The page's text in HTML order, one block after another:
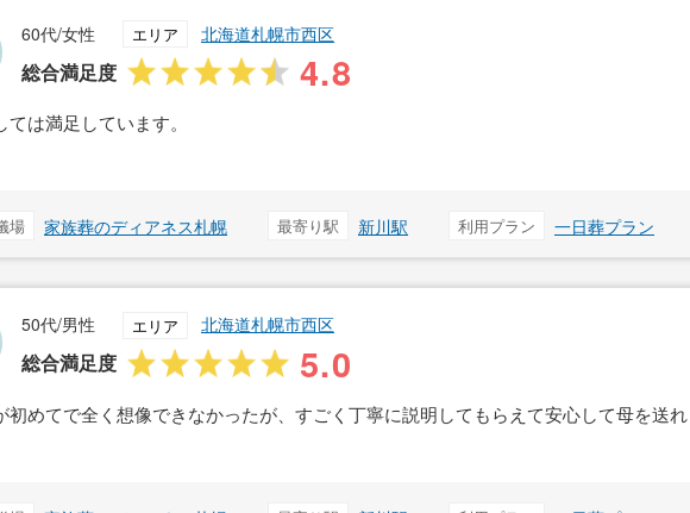
60代/女性 エリア 北海道札幌市西区
総合満足度 4.8
ては満足しています。
場 家族葬のディアネス札幌 最寄り駅 新川駅 利用プラン 一日葬プラン
50代/男性 エリア 北海道札幌市西区
総合満足度 5.0
初めてで全く想像できなかったが、すごく丁寧に説明してもらえて安心して母を送れ